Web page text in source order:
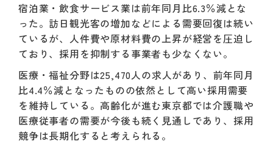
宿泊業・飲食サービス業は前年同月比6.3％減とな
った。訪日観光客の増加などによる需要回復は続い
ているが、人件費や原材料費の上昇が経営を圧迫し
ており、採用を抑制する事業者も少なくない。
医療・福祉分野は25,470人の求人があり、前年同月
比4.4％減となったものの依然として高い採用需要
を維持している。高齢化が進む東京都では介護職や
医療従事者の需要が今後も続く見通しであり、採用
競争は長期化すると考えられる。